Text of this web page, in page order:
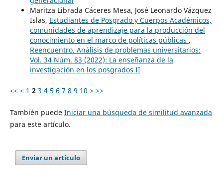
Maritza Librada Cáceres Mesa, José Leonardo Vázquez
Islas, Estudiantes de Posgrado y Cuerpos Académicos,
comunidades de aprendizaje para la producción del
conocimiento en el marco de políticas públicas ,
Reencuentro. Análisis de problemas universitarios:
Vol. 34 Núm. 83 (2022): La enseñanza de la
investigación en los posgrados II
<< < 1 2 3 4 5 6 7 8 9 10 > >>
También puede Iniciar una búsqueda de similitud avanzada
para este artículo.
Enviar un artículo